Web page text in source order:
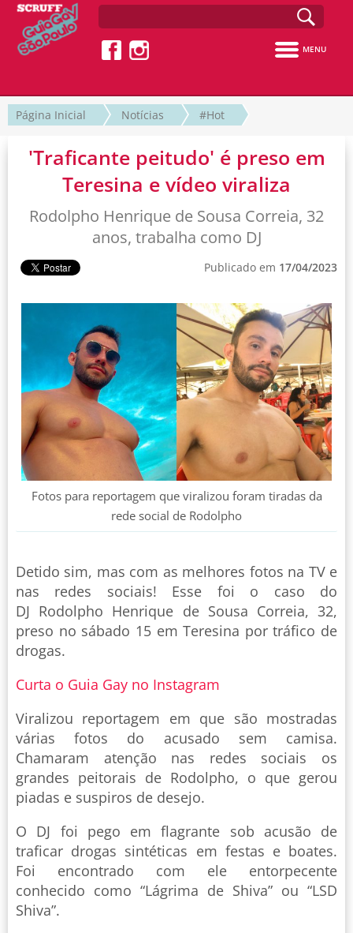
MENU
Página Inicial Notícias #Hot
'Traficante peitudo' é preso em
Teresina e vídeo viraliza
Rodolpho Henrique de Sousa Correia, 32
anos, trabalha como DJ
Publicado em 17/04/2023
Fotos para reportagem que viralizou foram tiradas da
rede social de Rodolpho
Detido sim, mas com as melhores fotos na TV e
nas redes sociais! Esse foi o caso do
DJ Rodolpho Henrique de Sousa Correia, 32,
preso no sábado 15 em Teresina por tráfico de
drogas.
Curta o Guia Gay no Instagram
Viralizou reportagem em que são mostradas
várias fotos do acusado sem camisa.
Chamaram atenção nas redes sociais os
grandes peitorais de Rodolpho, o que gerou
piadas e suspiros de desejo.
O DJ foi pego em flagrante sob acusão de
traficar drogas sintéticas em festas e boates.
Foi encontrado com ele entorpecente
conhecido como “Lágrima de Shiva” ou “LSD
Shiva”.